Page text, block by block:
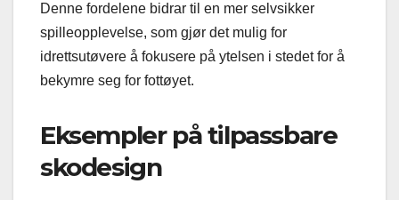
Denne fordelene bidrar til en mer selvsikker
spilleopplevelse, som gjør det mulig for
idrettsutøvere å fokusere på ytelsen i stedet for å
bekymre seg for fottøyet.
Eksempler på tilpassbare
skodesign